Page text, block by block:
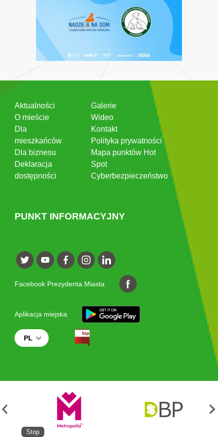
Aktualności
O mieście
Dla
mieszkańców
Dla biznesu
Deklaracja
dostępności
Galerie
Wideo
Kontakt
Polityka prywatności
Mapa punktów Hot
Spot
Cyberbezpieczeństwo
PUNKT INFORMACYJNY
Facebook Prezydenta Miasta
Aplikacja miejska
PL
Stop